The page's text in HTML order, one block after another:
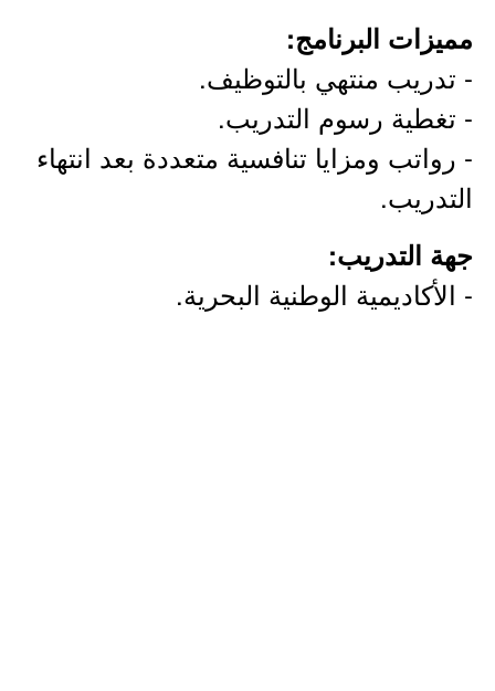
مميزات البرنامج:
- تدريب منتهي بالتوظيف.
- تغطية رسوم التدريب.
- رواتب ومزايا تنافسية متعددة بعد انتهاء
التدريب.
جهة التدريب:
- الأكاديمية الوطنية البحرية.